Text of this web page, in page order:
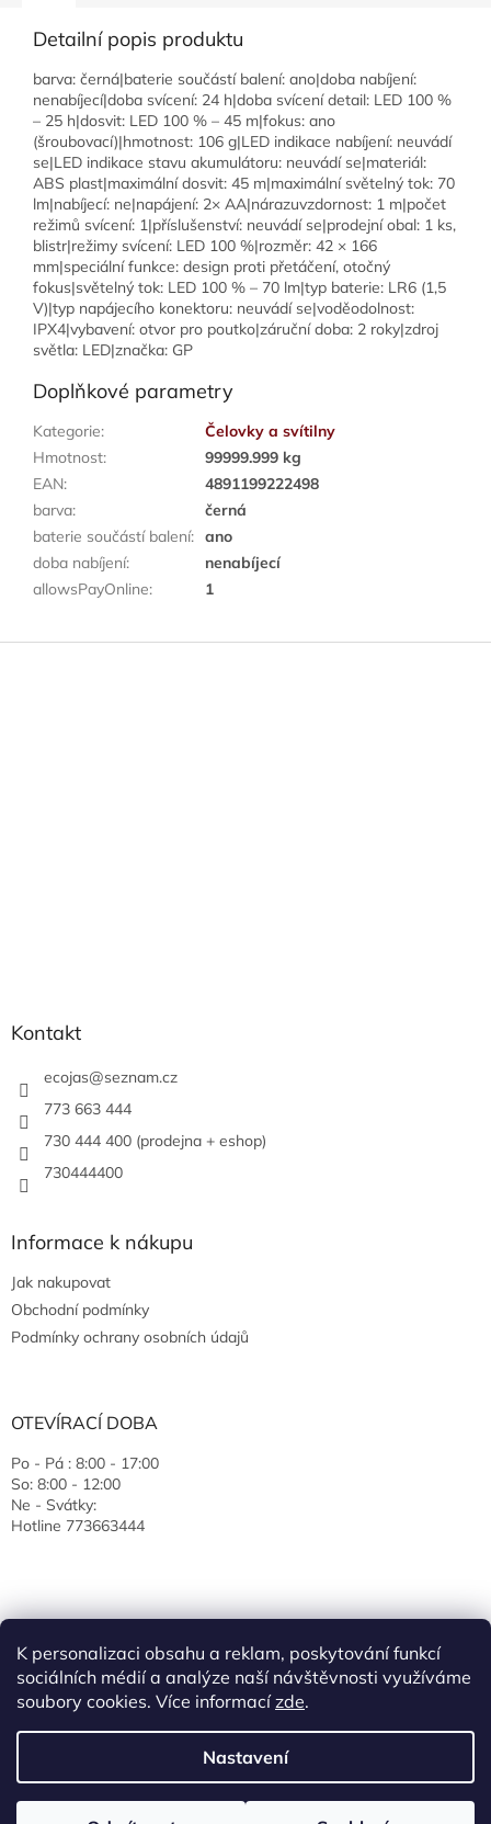
K personalizaci obsahu a reklam, poskytování funkcí
sociálních médií a analýze naší návštěvnosti využíváme
soubory cookies. Více informacízde.
Nastavení
Detailní popis produktu
barva: černá|baterie součástí balení: ano|doba nabíjení:
nenabíjecí|doba svícení: 24 h|doba svícení detail: LED 100 %
– 25 h|dosvit: LED 100 % – 45 m|fokus: ano
(šroubovací)|hmotnost: 106 g|LED indikace nabíjení: neuvádí
se|LED indikace stavu akumulátoru: neuvádí se|materiál:
ABS plast|maximální dosvit: 45 m|maximální světelný tok: 70
lm|nabíjecí: ne|napájení: 2× AA|nárazuvzdornost: 1 m|počet
režimů svícení: 1|příslušenství: neuvádí se|prodejní obal: 1 ks,
blistr|režimy svícení: LED 100 %|rozměr: 42 × 166
mm|speciální funkce: design proti přetáčení, otočný
fokus|světelný tok: LED 100 % – 70 lm|typ baterie: LR6 (1,5
V)|typ napájecího konektoru: neuvádí se|voděodolnost:
IPX4|vybavení: otvor pro poutko|záruční doba: 2 roky|zdroj
světla: LED|značka: GP
Doplňkové parametry
Kategorie:
Čelovky a svítilny
Hmotnost:
99999.999 kg
EAN:
4891199222498
barva:
černá
baterie součástí balení: ano
doba nabíjení:
nenabíjecí
allowsPayOnline: 1
Kontakt
ecojas@seznam.cz
773 663 444
730 444 400 (prodejna + eshop)
730444400
Informace k nákupu
Jak nakupovat
Obchodní podmínky
Podmínky ochrany osobních údajů
OTEVÍRACÍ DOBA
Po - Pá : 8:00 - 17:00
So: 8:00 - 12:00
Ne - Svátky:
Hotline 773663444
. Všechna práva vyhrazena.